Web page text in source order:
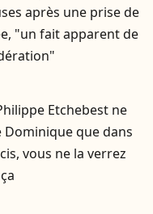
après une prise de
"un fait apparent de
Etchebest ne
que dans
vous ne la verrez